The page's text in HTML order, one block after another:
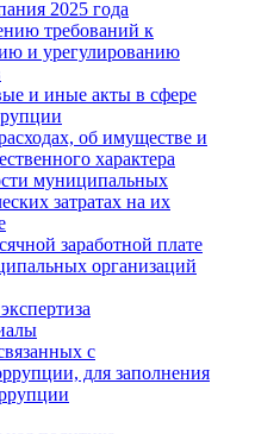
2025 года
требований к
и урегулированию
и иные акты в сфере
об имуществе и
характера
муниципальных
затратах на их
заработной плате
организаций
с
для заполнения